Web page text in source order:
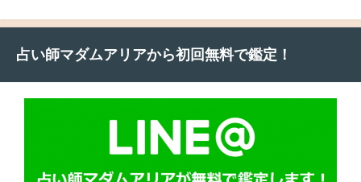
占い師マダムアリアから初回無料で鑑定！